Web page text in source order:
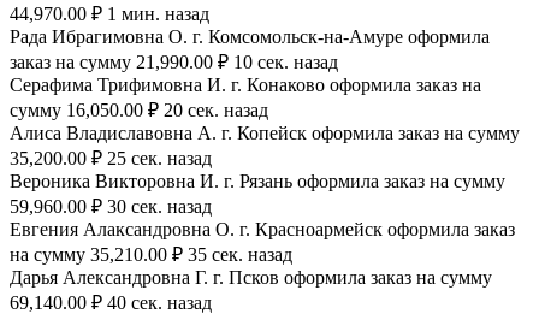
44,970.00 ₽ 1 мин. назад
Рада Ибрагимовна О. г. Комсомольск-на-Амуре оформила
заказ на сумму 21,990.00 ₽ 10 сек. назад
Серафима Трифимовна И. г. Конаково оформила заказ на
сумму 16,050.00 ₽ 20 сек. назад
Алиса Владиславовна А. г. Копейск оформила заказ на сумму
35,200.00 ₽ 25 сек. назад
Вероника Викторовна И. г. Рязань оформила заказ на сумму
59,960.00 ₽ 30 сек. назад
Евгения Алаксандровна О. г. Красноармейск оформила заказ
на сумму 35,210.00 ₽ 35 сек. назад
Дарья Александровна Г. г. Псков оформила заказ на сумму
69,140.00 ₽ 40 сек. назад